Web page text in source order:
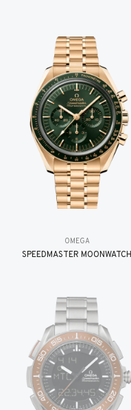
OMEGA
SPEEDMASTER MOONWATCH